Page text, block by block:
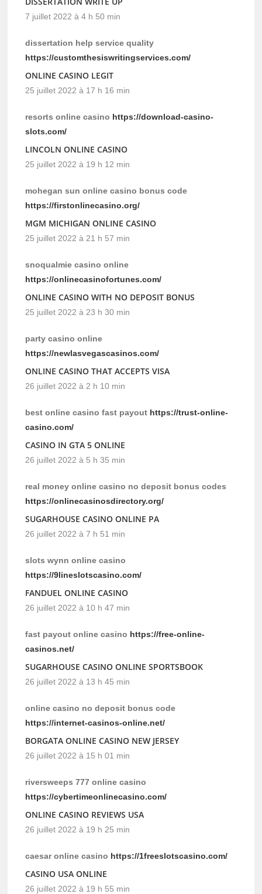
7 juillet 2022 à 4 h 50 min
dissertation help service quality
https://customthesiswritingservices.com/
ONLINE CASINO LEGIT
25 juillet 2022 à 17 h 16 min
resorts online casino https://download-casino-
slots.com/
LINCOLN ONLINE CASINO
25 juillet 2022 à 19 h 12 min
mohegan sun online casino bonus code
https://firstonlinecasino.org/
MGM MICHIGAN ONLINE CASINO
25 juillet 2022 à 21 h 57 min
snoqualmie casino online
https://onlinecasinofortunes.com/
ONLINE CASINO WITH NO DEPOSIT BONUS
25 juillet 2022 à 23 h 30 min
party casino online
https://newlasvegascasinos.com/
ONLINE CASINO THAT ACCEPTS VISA
26 juillet 2022 à 2 h 10 min
best online casino fast payout https://trust-online-
casino.com/
CASINO IN GTA 5 ONLINE
26 juillet 2022 à 5 h 35 min
real money online casino no deposit bonus codes
https://onlinecasinosdirectory.org/
SUGARHOUSE CASINO ONLINE PA
26 juillet 2022 à 7 h 51 min
slots wynn online casino
https://9lineslotscasino.com/
FANDUEL ONLINE CASINO
26 juillet 2022 à 10 h 47 min
fast payout online casino https://free-online-
casinos.net/
SUGARHOUSE CASINO ONLINE SPORTSBOOK
26 juillet 2022 à 13 h 45 min
online casino no deposit bonus code
https://internet-casinos-online.net/
BORGATA ONLINE CASINO NEW JERSEY
26 juillet 2022 à 15 h 01 min
riversweeps 777 online casino
https://cybertimeonlinecasino.com/
ONLINE CASINO REVIEWS USA
26 juillet 2022 à 19 h 25 min
caesar online casino https://1freeslotscasino.com/
CASINO USA ONLINE
26 juillet 2022 à 19 h 55 min